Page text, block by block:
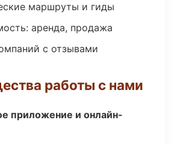
маршруты и гиды
аренда, продажа
с отзывами
работы с нами
приложение и онлайн-